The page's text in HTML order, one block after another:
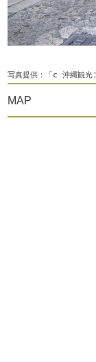
写真提供：「c 沖縄観
MAP